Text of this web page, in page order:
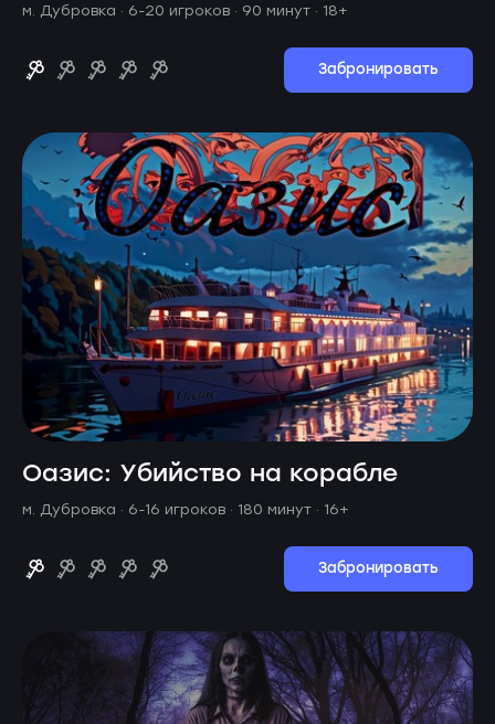
м. Дубровка · 6-20 игроков · 90 минут · 18+
Забронировать
Оазис: Убийство на корабле
м. Дубровка · 6-16 игроков · 180 минут · 16+
Забронировать